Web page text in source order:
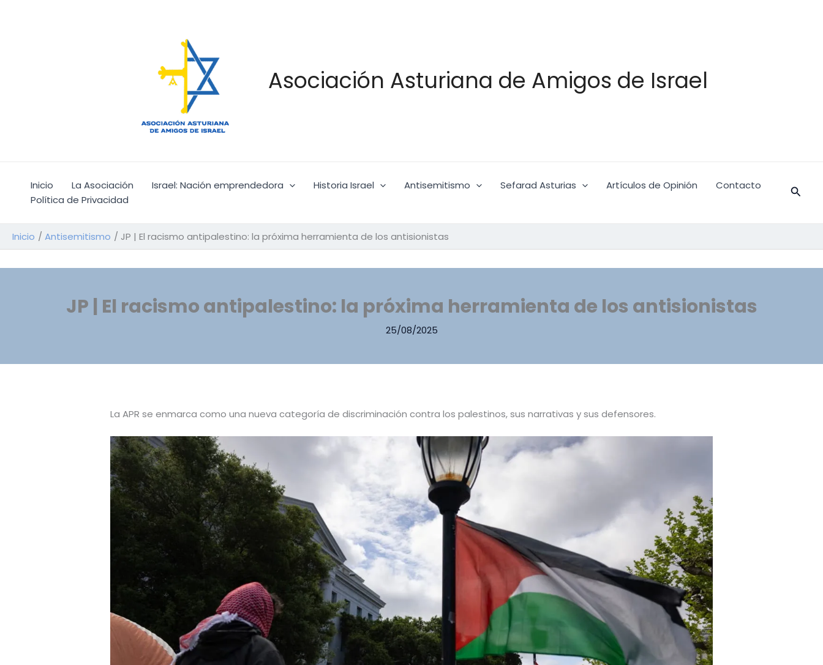
Asociación Asturiana de Amigos de Israel
Inicio La Asociación Israel: Nación emprendedora Historia Israel Antisemitismo Sefarad Asturias Artículos de Opinión
Contacto
Política de Privacidad
Inicio Antisemitismo JP | El racismo antipalestino: la próxima herramienta de los antisionistas
JP | El racismo antipalestino: la próxima herramienta de los antisionistas
25/08/2025
La APR se enmarca como una nueva categoría de discriminación contra los palestinos, sus narrativas y sus defensores.